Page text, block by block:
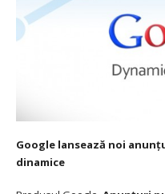
Google lansează noi
dinamice